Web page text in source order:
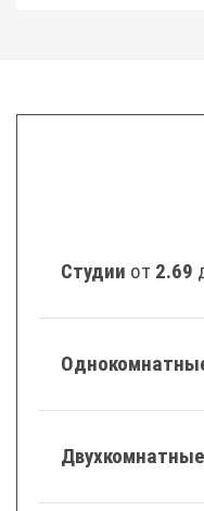
Студии от 2.69
Двухкомнатные